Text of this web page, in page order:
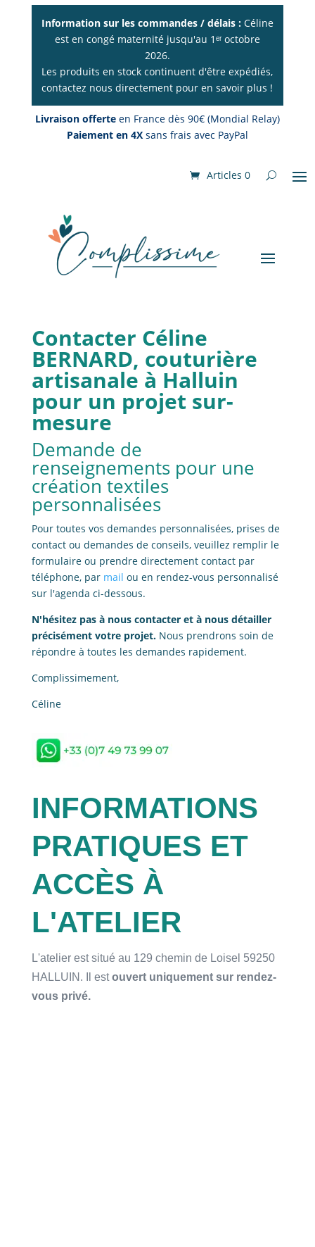
Information sur les commandes / délais : Céline
est en congé maternité jusqu'au 1ᵉʳ octobre
2026.
Les produits en stock continuent d'être expédiés,
contactez nous directement pour en savoir plus !
Livraison offerte en France dès 90€ (Mondial Relay)
Paiement en 4X sans frais avec PayPal
Articles 0
Contacter Céline
BERNARD, couturière
artisanale à Halluin
pour un projet sur-
mesure
Demande de
renseignements pour une
création textiles
personnalisées
Pour toutes vos demandes personnalisées, prises de
contact ou demandes de conseils, veuillez remplir le
formulaire ou prendre directement contact par
téléphone, par mail ou en rendez-vous personnalisé
sur l'agenda ci-dessous.
N'hésitez pas à nous contacter et à nous détailler
précisément votre projet. Nous prendrons soin de
répondre à toutes les demandes rapidement.
Complissimement,
Céline
INFORMATIONS
PRATIQUES ET
ACCÈS À
L'ATELIER
L'atelier est situé au 129 chemin de Loisel 59250
HALLUIN. Il estouvert uniquement sur rendez-
vous privé.